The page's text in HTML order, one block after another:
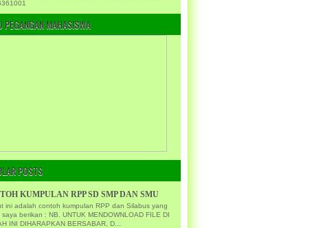
PEGANGAN MAHASISWA
POSTS
KUMPULAN RPP SD SMP DAN SMU
ini adalah contoh kumpulan RPP dan Silabus yang
berikan : NB. UNTUK MENDOWNLOAD FILE DI
INI DIHARAPKAN BERSABAR, D...